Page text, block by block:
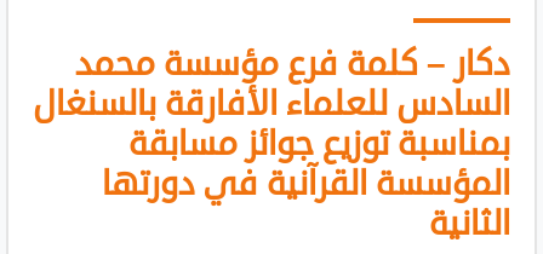
دكار – كلمة فرع مؤسسة محمد
السادس للعلماء الأفارقة بالسنغال
بمناسبة توزيع جوائز مسابقة
المؤسسة القرآنية في دورتها
الثانية